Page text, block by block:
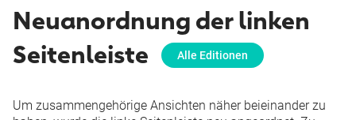
Neuanordnung der linken
Seitenleiste
Alle Editionen
Um zusammengehörige Ansichten näher beieinander zu